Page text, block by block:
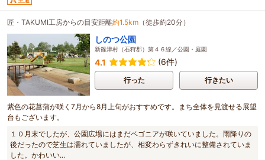
匠・TAKUMI工房からの目安距離約1.5km （徒歩約20分）
しのつ公園
新篠津村（石狩郡）第４６線／公園・庭園
4.1 (6件)
行った 行きたい
紫色の花菖蒲が咲く7月から8月上旬がおすすめです。まち全体を見渡せる展望
台もございます。
１０月末でしたが、公園広場にはまだベゴニアが咲いていました。雨降りの
後だったので芝生は濡れていましたが、相変わらずきれいに整備されていま
した。かわいい...